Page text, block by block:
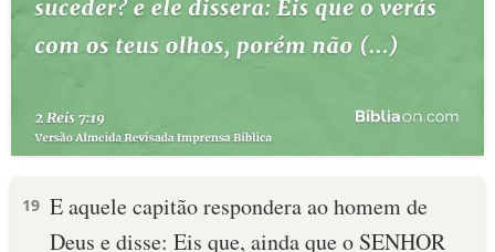
19 E aquele capitão respondera ao homem de
Deus e disse: Eis que, ainda que o SENHOR